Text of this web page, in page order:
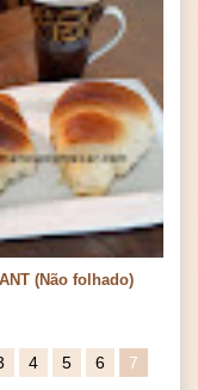
(Não folhado)
4 5 6 7